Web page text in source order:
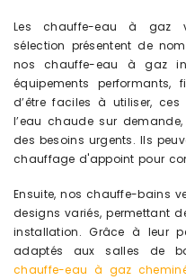
Les chauffe-eau à gaz
sélection présentent de
nos chauffe-eau à gaz
équipements
d’être faciles à utiliser, ces
l’eau chaude sur
des besoins urgents. Ils
chauffage d'appoint pour
Ensuite, nos chauffe-bains
designs variés, permettant
installation. Grâce à leur
adaptés aux salles de
chauffe-eau à gaz